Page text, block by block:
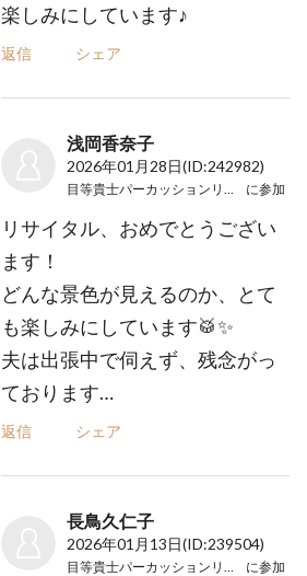
楽しみにしています♪
返信 シェア
浅岡香奈子
2026年01月28日(ID:242982)
に参加
リサイタル、おめでとうござい
ます！
どんな景色が見えるのか、とて
も楽しみにしています🥁✨
夫は出張中で伺えず、残念がっ
ております…
返信 シェア
長鳥久仁子
2026年01月13日(ID:239504)
に参加